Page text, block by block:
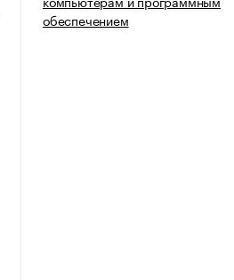
обеспечением